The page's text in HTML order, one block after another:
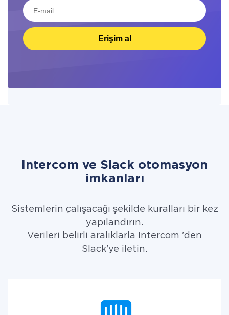
Erişim al
Intercom ve Slack otomasyon
imkanları
Sistemlerin çalışacağı şekilde kuralları bir kez
yapılandırın.
Verileri belirli aralıklarla Intercom 'den
Slack'ye iletin.